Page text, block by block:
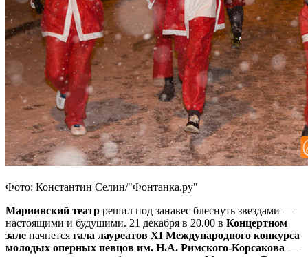
Фото: Константин Селин/"Фонтанка.ру"
Мариинский театр решил под занавес блеснуть звездами —
настоящими и будущими. 21 декабря в 20.00 в Концертном
зале начнется гала лауреатов XI Международного конкурса
молодых оперных певцов им. Н.А. Римского-Корсакова —